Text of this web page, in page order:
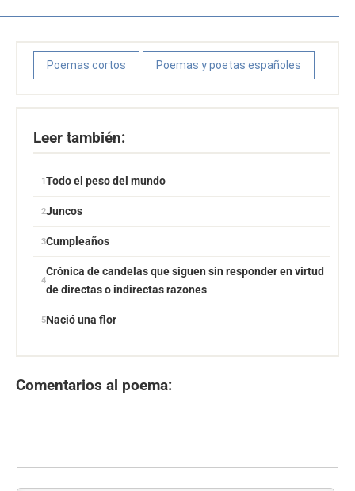
Poemas cortos Poemas y poetas españoles
Leer también:
Todo el peso del mundo
Juncos
Cumpleaños
Crónica de candelas que siguen sin responder en virtud
de directas o indirectas razones
Nació una flor
Comentarios al poema: